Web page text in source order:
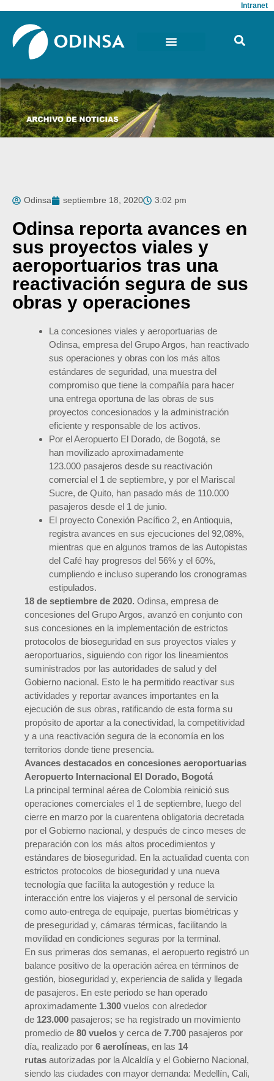
Intranet
Odinsa septiembre 18, 2020 3:02 pm
Odinsa reporta avances en
sus proyectos viales y
aeroportuarios tras una
reactivación segura de sus
obras y operaciones
La concesiones viales y aeroportuarias de
Odinsa, empresa del Grupo Argos, han reactivado
sus operaciones y obras con los más altos
estándares de seguridad, una muestra del
compromiso que tiene la compañía para hacer
una entrega oportuna de las obras de sus
proyectos concesionados y la administración
eficiente y responsable de los activos.
Por el Aeropuerto El Dorado, de Bogotá, se
han movilizado aproximadamente
123.000 pasajeros desde su reactivación
comercial el 1 de septiembre, y por el Mariscal
Sucre, de Quito, han pasado más de 110.000
pasajeros desde el 1 de junio.
El proyecto Conexión Pacífico 2, en Antioquia,
registra avances en sus ejecuciones del 92,08%,
mientras que en algunos tramos de las Autopistas
del Café hay progresos del 56% y el 60%,
cumpliendo e incluso superando los cronogramas
estipulados.
18 de septiembre de 2020. Odinsa, empresa de
concesiones del Grupo Argos, avanzó en conjunto con
sus concesiones en la implementación de estrictos
protocolos de bioseguridad en sus proyectos viales y
aeroportuarios, siguiendo con rigor los lineamientos
suministrados por las autoridades de salud y del
Gobierno nacional. Esto le ha permitido reactivar sus
actividades y reportar avances importantes en la
ejecución de sus obras, ratificando de esta forma su
propósito de aportar a la conectividad, la competitividad
y a una reactivación segura de la economía en los
territorios donde tiene presencia.
Avances destacados en concesiones aeroportuarias
Aeropuerto Internacional El Dorado, Bogotá
La principal terminal aérea de Colombia reinició sus
operaciones comerciales el 1 de septiembre, luego del
cierre en marzo por la cuarentena obligatoria decretada
por el Gobierno nacional, y después de cinco meses de
preparación con los más altos procedimientos y
estándares de bioseguridad. En la actualidad cuenta con
estrictos protocolos de bioseguridad y una nueva
tecnología que facilita la autogestión y reduce la
interacción entre los viajeros y el personal de servicio
como auto-entrega de equipaje, puertas biométricas y
de preseguridad y, cámaras térmicas, facilitando la
movilidad en condiciones seguras por la terminal.
En sus primeras dos semanas, el aeropuerto registró un
balance positivo de la operación aérea en términos de
gestión, bioseguridad y, experiencia de salida y llegada
de pasajeros. En este periodo se han operado
aproximadamente 1.300 vuelos con alrededor
de 123.000 pasajeros; se ha registrado un movimiento
promedio de 80 vuelos y cerca de 7.700 pasajeros por
día, realizado por 6 aerolíneas, en las 14
rutas autorizadas por la Alcaldía y el Gobierno Nacional,
siendo las ciudades con mayor demanda: Medellín, Cali,